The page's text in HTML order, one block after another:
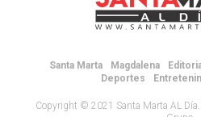
Santa Marta Magdalena
Deportes
Copyright © 2021 Santa Marta AL